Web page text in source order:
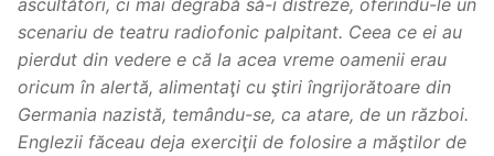
scenariu de teatru radiofonic palpitant. Ceea ce ei au
pierdut din vedere e că la acea vreme oamenii erau
oricum în alertă, alimentaţi cu ştiri îngrijorătoare din
Germania nazistă, temându-se, ca atare, de un război.
Englezii făceau deja exerciţii de folosire a măştilor de